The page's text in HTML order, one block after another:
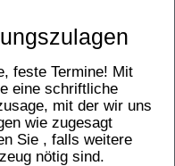
feste Termine! Mit
eine schriftliche
mit der wir uns
wie zugesagt
Sie , falls weitere
nötig sind.